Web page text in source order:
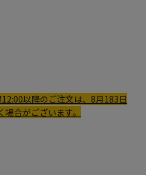
以降のご注文は、8月183日
合がございます。